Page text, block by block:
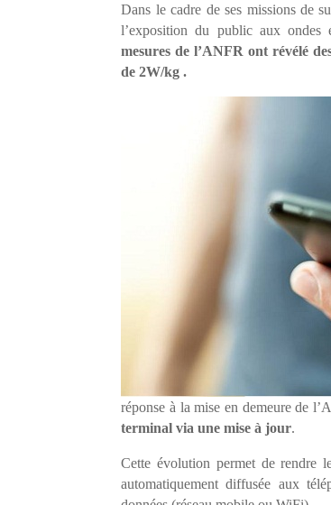
Dans le cadre de ses missions de
l’exposition du public aux
mesures de l’ANFR ont révélé
de 2W/kg .
réponse à la mise en demeure de
terminal via une mise à jour.
Cette évolution permet de
automatiquement diffusée aux